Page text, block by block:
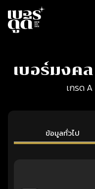
เบอร์มงค
เกรด A
ข้อมูลทั่วไป